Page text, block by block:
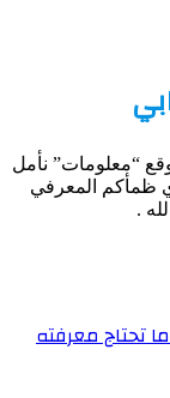
“معلومات” نأمل
ظمأكم المعرفي
.